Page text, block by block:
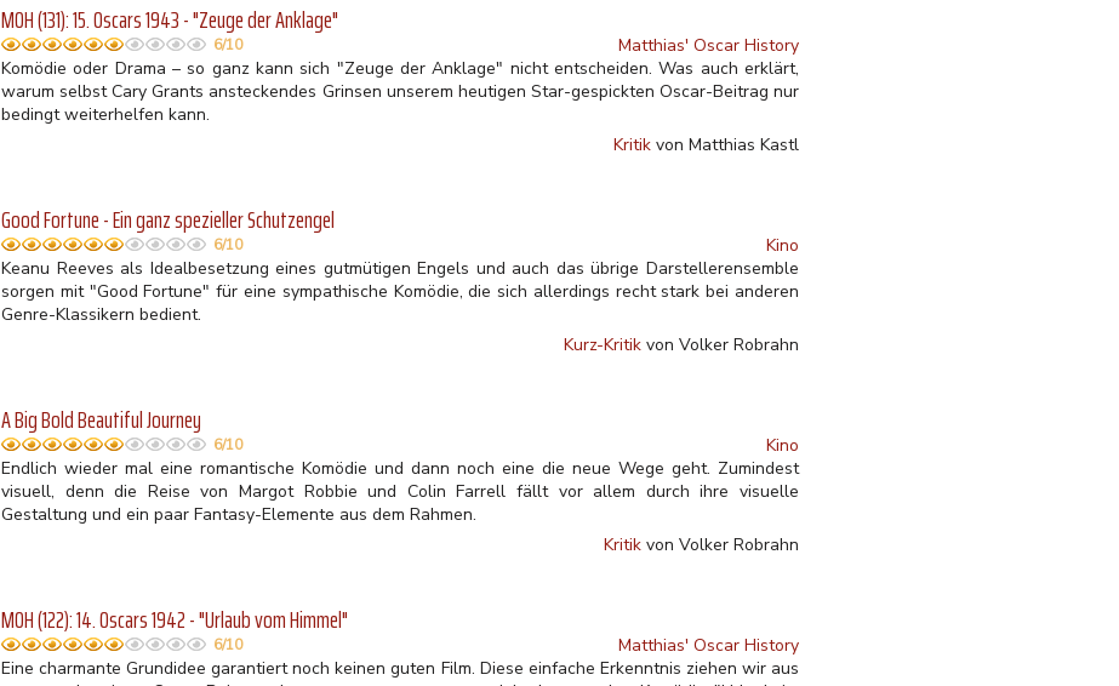
MOH (131): 15. Oscars 1943 - "Zeuge der Anklage"
6/10
Matthias' Oscar History
Komödie oder Drama – so ganz kann sich "Zeuge der Anklage" nicht entscheiden. Was auch erklärt,
warum selbst Cary Grants ansteckendes Grinsen unserem heutigen Star-gespickten Oscar-Beitrag nur
bedingt weiterhelfen kann.
Kritik von Matthias Kastl
Good Fortune - Ein ganz spezieller Schutzengel
6/10
Kino
Keanu Reeves als Idealbesetzung eines gutmütigen Engels und auch das übrige Darstellerensemble
sorgen mit "Good Fortune" für eine sympathische Komödie, die sich allerdings recht stark bei anderen
Genre-Klassikern bedient.
Kurz-Kritik von Volker Robrahn
A Big Bold Beautiful Journey
6/10
Kino
Endlich wieder mal eine romantische Komödie und dann noch eine die neue Wege geht. Zumindest
visuell, denn die Reise von Margot Robbie und Colin Farrell fällt vor allem durch ihre visuelle
Gestaltung und ein paar Fantasy-Elemente aus dem Rahmen.
Kritik von Volker Robrahn
MOH (122): 14. Oscars 1942 - "Urlaub vom Himmel"
6/10
Matthias' Oscar History
Eine charmante Grundidee garantiert noch keinen guten Film. Diese einfache Erkenntnis ziehen wir aus